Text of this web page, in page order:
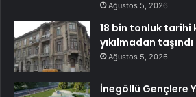
Ağustos 5, 2026
18 bin tonluk tarihi
yıkılmadan taşındı
Ağustos 5, 2026
İnegöllü Gençlere